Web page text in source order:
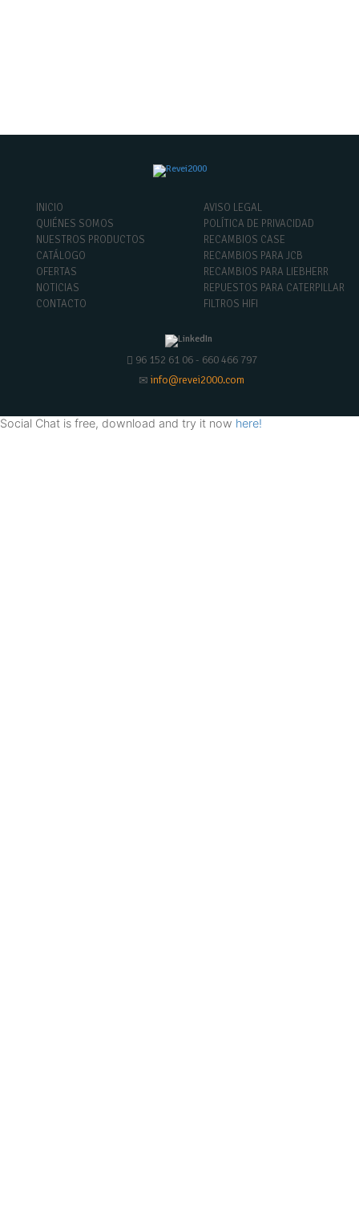
INICIO
QUIÉNES SOMOS
NUESTROS PRODUCTOS
CATÁLOGO
OFERTAS
NOTICIAS
CONTACTO
AVISO LEGAL
POLÍTICA DE PRIVACIDAD
RECAMBIOS CASE
RECAMBIOS PARA JCB
RECAMBIOS PARA LIEBHERR
REPUESTOS PARA CATERPILLAR
FILTROS HIFI
96 152 61 06 - 660 466 797
info@revei2000.com
Social Chat is free, download and try it now here!